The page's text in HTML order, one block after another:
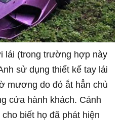
lái (trong trường hợp này
sử dụng thiết kế tay lái
mương do đó ắt hẳn chủ
cửa hành khách. Cảnh
biết họ đã phát hiện